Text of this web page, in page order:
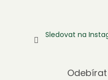
Sledovat na